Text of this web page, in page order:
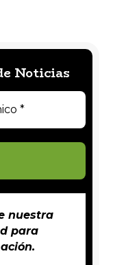
Noticias
nuestra
para